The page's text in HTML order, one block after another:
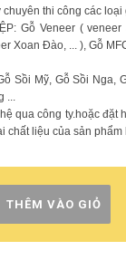
thi công các loại
Gỗ Veneer ( veneer
Xoan Đào, ... ), Gỗ
Sồi Mỹ, Gỗ Sồi Nga,
...
qua công ty.hoặc đặt
chất liệu của sản phẩm
THÊM VÀO GIỎ